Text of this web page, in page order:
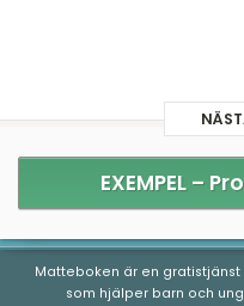
EXEMPEL –
Matteboken är en gratistjänst
som hjälper barn och